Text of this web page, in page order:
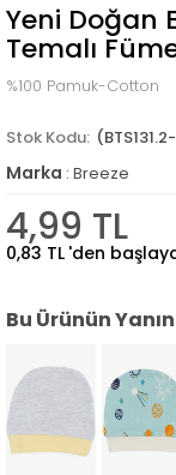
Yeni Doğan
Temalı
%100 Pamuk-Cotton
Marka : Breeze
4,99 TL
0,83 TL 'den
Bu Ürünün